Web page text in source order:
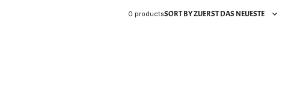
0 productsSORT BY ZUERST DAS NEUESTE